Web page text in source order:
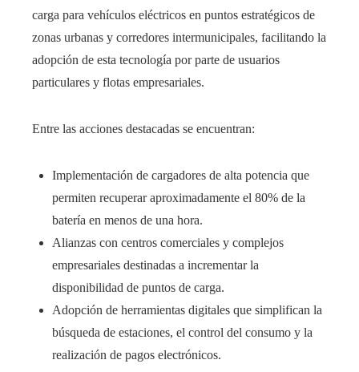
carga para vehículos eléctricos en puntos estratégicos de
zonas urbanas y corredores intermunicipales, facilitando la
adopción de esta tecnología por parte de usuarios
particulares y flotas empresariales.
Entre las acciones destacadas se encuentran:
Implementación de cargadores de alta potencia que
permiten recuperar aproximadamente el 80% de la
batería en menos de una hora.
Alianzas con centros comerciales y complejos
empresariales destinadas a incrementar la
disponibilidad de puntos de carga.
Adopción de herramientas digitales que simplifican la
búsqueda de estaciones, el control del consumo y la
realización de pagos electrónicos.